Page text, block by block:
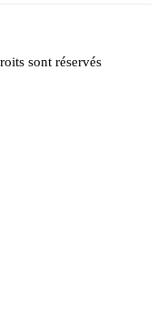
sont réservés